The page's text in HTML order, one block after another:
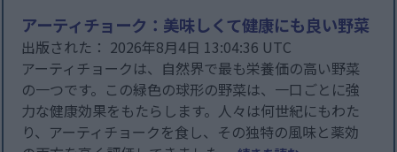
アーティチョーク：美味しくて健康にも良い野菜
出版された： 2026年8月4日 13:04:36 UTC
アーティチョークは、自然界で最も栄養価の高い野菜
の一つです。この緑色の球形の野菜は、一口ごとに強
力な健康効果をもたらします。人々は何世紀にもわた
り、アーティチョークを食し、その独特の風味と薬効